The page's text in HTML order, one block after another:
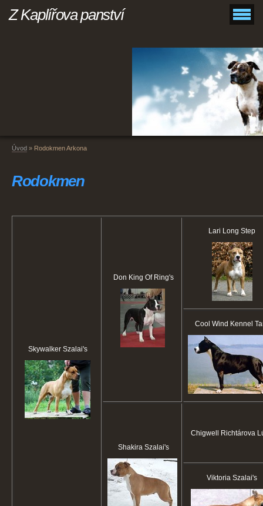
Z Kaplířova panství
Úvod » Rodokmen Arkona
Rodokmen
Skywalker Szalai's
Don King Of Ring's
Lari Long Step
Cool Wind Kennel
Shakira Szalai's
Chigwell Richtárova
Viktoria Szalai's